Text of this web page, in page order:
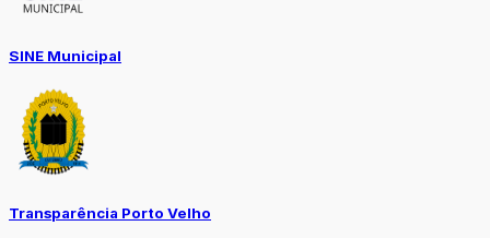
SINE Municipal
Transparência Porto Velho